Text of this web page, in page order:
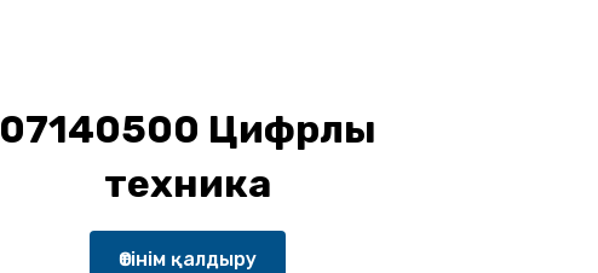
07140500 Цифрлық
техника
Өтінім қалдыру